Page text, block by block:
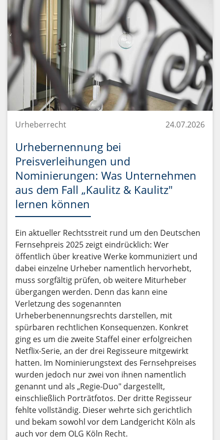
Urheberrecht 24.07.2026
Urhebernennung bei
Preisverleihungen und
Nominierungen: Was Unternehmen
aus dem Fall „Kaulitz & Kaulitz"
lernen können
Ein aktueller Rechtsstreit rund um den Deutschen
Fernsehpreis 2025 zeigt eindrücklich: Wer
öffentlich über kreative Werke kommuniziert und
dabei einzelne Urheber namentlich hervorhebt,
muss sorgfältig prüfen, ob weitere Miturheber
übergangen werden. Denn das kann eine
Verletzung des sogenannten
Urheberbenennungsrechts darstellen, mit
spürbaren rechtlichen Konsequenzen. Konkret
ging es um die zweite Staffel einer erfolgreichen
Netflix-Serie, an der drei Regisseure mitgewirkt
hatten. Im Nominierungstext des Fernsehpreises
wurden jedoch nur zwei von ihnen namentlich
genannt und als „Regie-Duo" dargestellt,
einschließlich Porträtfotos. Der dritte Regisseur
fehlte vollständig. Dieser wehrte sich gerichtlich
und bekam sowohl vor dem Landgericht Köln als
auch vor dem OLG Köln Recht.